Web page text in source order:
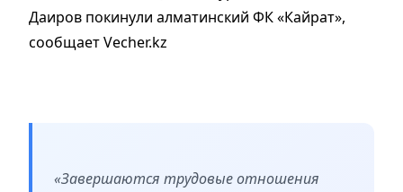
Даиров покинули алматинский ФК «Кайрат»,
сообщает Vecher.kz
«Завершаются трудовые отношения